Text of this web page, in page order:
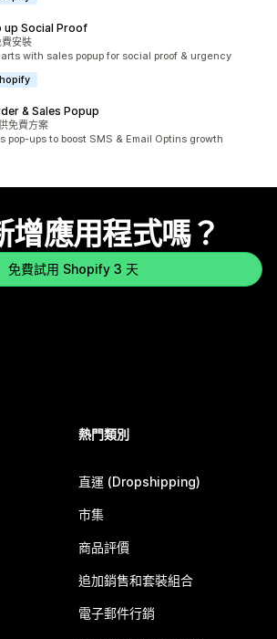
up Social Proof
安裝
with sales popup for social proof & urgency
& Sales Popup
免費方案
pop-ups to boost SMS & Email Optins growth
增應用程式嗎？
免費試用 Shopify 3 天
熱門類別
直運 (Dropshipping)
市集
商品評價
追加銷售和套裝組合
電子郵件行銷